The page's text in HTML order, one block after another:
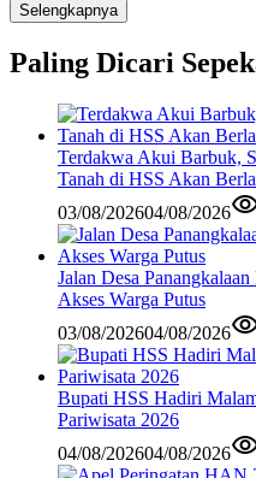
Selengkapnya
Paling Dicari
Terdakwa Akui Barbuk,
Tanah di HSS Akan
03/08/202604/08/2026
Jalan Desa
Akses Warga Putus
03/08/202604/08/2026
Bupati HSS Hadiri
Pariwisata 2026
04/08/202604/08/2026